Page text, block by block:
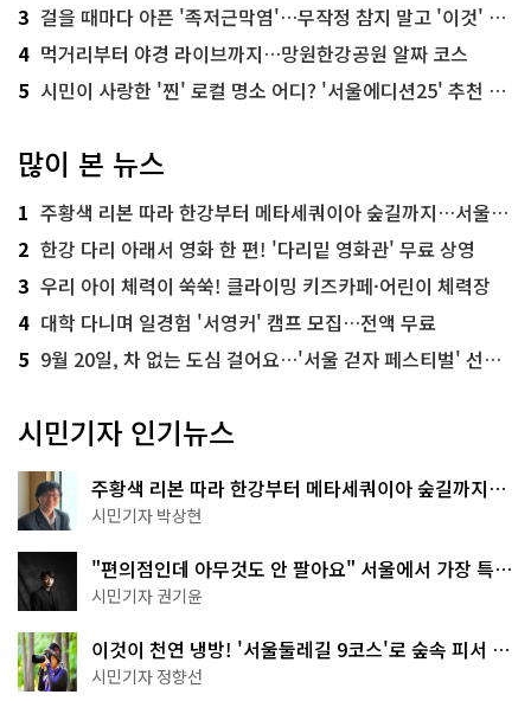
3 걸을 때마다 아픈 '족저근막염'…무작정 참지 말고 '이것' 해보세요!
4 먹거리부터 야경 라이브까지…망원한강공원 알짜 코스
5 시민이 사랑한 '찐' 로컬 명소 어디? '서울에디션25' 추천 코스
많이 본 뉴스
1 주황색 리본 따라 한강부터 메타세쿼이아 숲길까지…서울둘레길 15코스
2 한강 다리 아래서 영화 한 편! '다리밑 영화관' 무료 상영
3 우리 아이 체력이 쑥쑥! 클라이밍 키즈카페·어린이 체력장
4 대학 다니며 일경험 '서영커' 캠프 모집…전액 무료
5 9월 20일, 차 없는 도심 걸어요…'서울 걷자 페스티벌' 선착순 5천명
시민기자 인기뉴스
주황색 리본 따라 한강부터 메타세쿼이아 숲길까지…
서울둘레길 15코스
시민기자 박상현
"편의점인데 아무것도 안 팔아요" 서울에서 가장 특별
한 편의점의 정체
시민기자 권기윤
이것이 천연 냉방! '서울둘레길 9코스'로 숲속 피서 떠
나볼까
시민기자 정향선